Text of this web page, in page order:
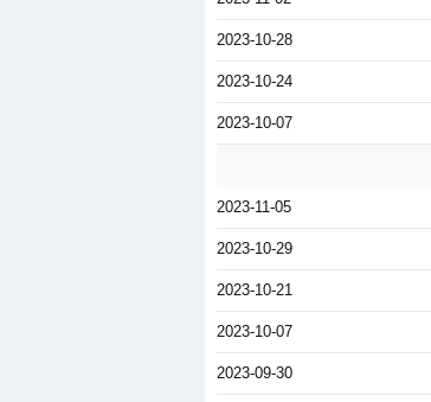
2023-10-28
2023-10-24
2023-10-07
2023-11-05
2023-10-29
2023-10-21
2023-10-07
2023-09-30